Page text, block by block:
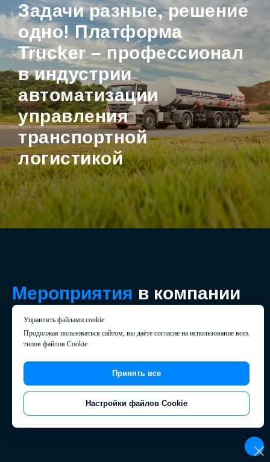
Задачи разные, решение
одно! Платформа
Trucker– профессионал
в индустрии
автоматизации
управления
транспортной
логистикой
Мероприятия в компании
Управлять файлами cookie
Продолжая пользоваться сайтом, вы даёте согласие на использование всех
типов файлов Cookie
Принять все
Настройки файлов Cookie